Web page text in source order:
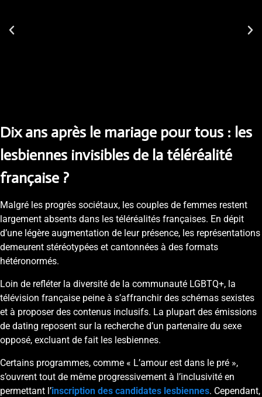
Dix ans après le mariage pour tous : les
lesbiennes invisibles de la téléréalité
française ?
Malgré les progrès sociétaux, les couples de femmes restent
largement absents dans les téléréalités françaises. En dépit
d’une légère augmentation de leur présence, les représentations
demeurent stéréotypées et cantonnées à des formats
hétéronormés.
Loin de refléter la diversité de la communauté LGBTQ+, la
télévision française peine à s’affranchir des schémas sexistes
et à proposer des contenus inclusifs. La plupart des émissions
de dating reposent sur la recherche d’un partenaire du sexe
opposé, excluant de fait les lesbiennes.
Certains programmes, comme « L’amour est dans le pré »,
s’ouvrent tout de même progressivement à l’inclusivité en
permettant l’inscription des candidates lesbiennes. Cependant,